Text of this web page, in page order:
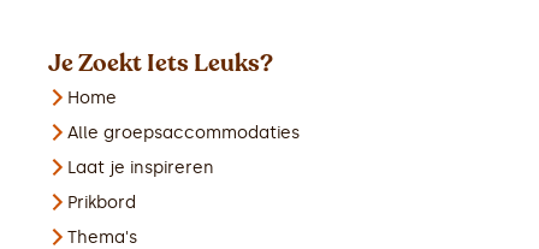
Je Zoekt Iets Leuks?
Home
Alle groepsaccommodaties
Laat je inspireren
Prikbord
Thema's